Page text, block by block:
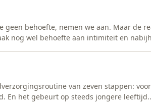
geen behoefte, nemen we aan. Maar de
nog wel behoefte aan intimiteit en
van zeven stappen:
En het gebeurt op steeds jongere leeftijd.